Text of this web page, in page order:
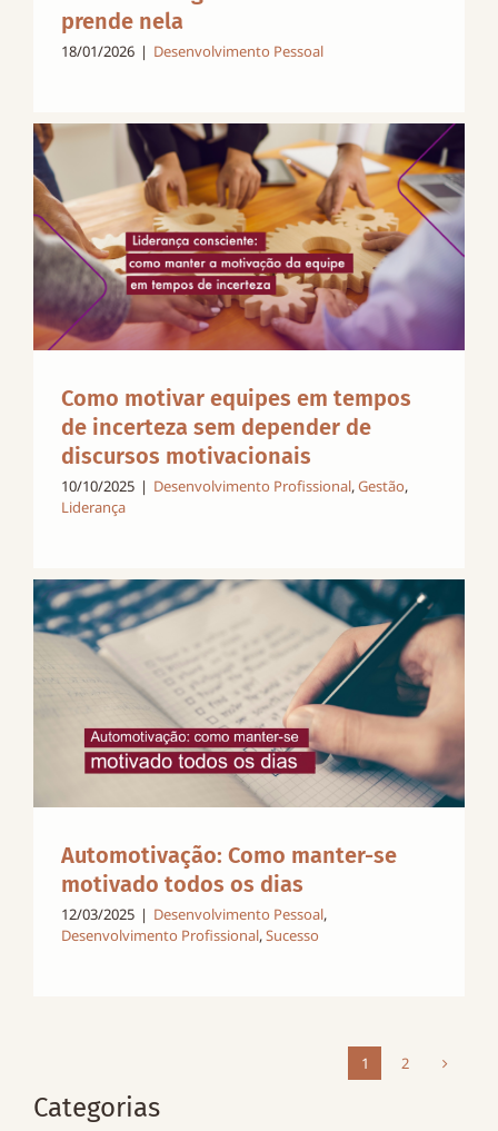
prende nela
18/01/2026 | Desenvolvimento Pessoal
Como motivar equipes em tempos
de incerteza sem depender de
discursos motivacionais
10/10/2025 | Desenvolvimento Profissional,Gestão,
Liderança
Automotivação: Como manter-se
motivado todos os dias
12/03/2025 | Desenvolvimento Pessoal,
Desenvolvimento Profissional,Sucesso
1 2
Categorias